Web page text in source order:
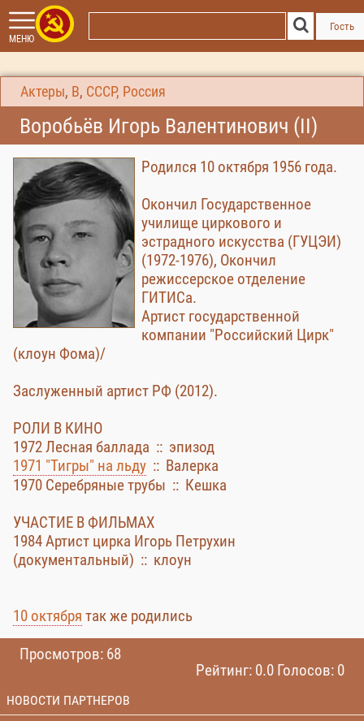
МЕНЮ
Гость
Актеры, В, СССР, Россия
Воробьёв Игорь Валентинович (II)
Родился 10 октября 1956 года.
Окончил Государственное
училище циркового и
эстрадного искусства (ГУЦЭИ)
(1972-1976), Окончил
режиссерское отделение
ГИТИСа.
Артист государственной
компании "Российский Цирк"
(клоун Фома)/
Заслуженный артист РФ (2012).
РОЛИ В КИНО
1972 Лесная баллада :: эпизод
1971 "Тигры" на льду :: Валерка
1970 Серебряные трубы :: Кешка
УЧАСТИЕ В ФИЛЬМАХ
1984 Артист цирка Игорь Петрухин
(документальный) :: клоун
10 октября так же родились
Просмотров: 68
Рейтинг: 0.0 Голосов: 0
НОВОСТИ ПАРТНЕРОВ